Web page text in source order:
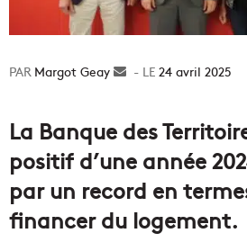
Margot Geay
Envoyer24 avril 2025
La Banque des
positif d’une année
par un record en
financer du logement.